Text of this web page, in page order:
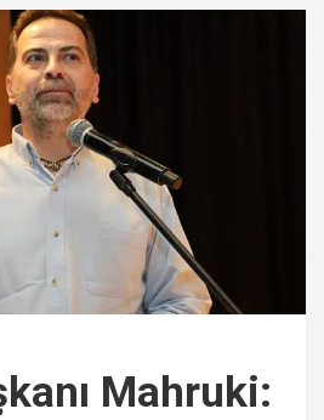
Mahruki: